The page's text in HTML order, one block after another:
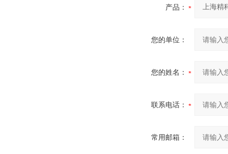
产品：
您的单位：
您的姓名：
联系电话：
常用邮箱：